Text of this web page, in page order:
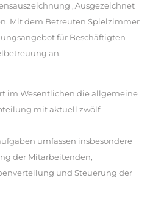
„Ausgezeichnet
Mit dem Betreuten Spielzimmer
für Beschäftigten-
an.
im Wesentlichen die allgemeine
mit aktuell zwölf
umfassen insbesondere
der Mitarbeitenden,
und Steuerung der